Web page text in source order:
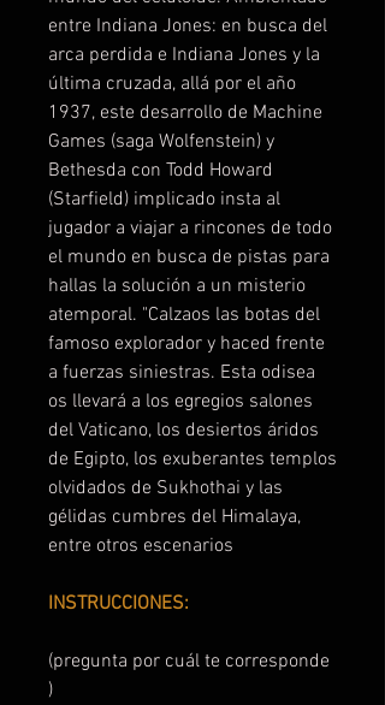
entre Indiana Jones: en busca del
arca perdida e Indiana Jones y la
última cruzada, allá por el año
1937, este desarrollo de Machine
Games (saga Wolfenstein) y
Bethesda con Todd Howard
(Starfield) implicado insta al
jugador a viajar a rincones de todo
el mundo en busca de pistas para
hallas la solución a un misterio
atemporal. "Calzaos las botas del
famoso explorador y haced frente
a fuerzas siniestras. Esta odisea
os llevará a los egregios salones
del Vaticano, los desiertos áridos
de Egipto, los exuberantes templos
olvidados de Sukhothai y las
gélidas cumbres del Himalaya,
entre otros escenarios
INSTRUCCIONES:
(pregunta por cuál te corresponde
)